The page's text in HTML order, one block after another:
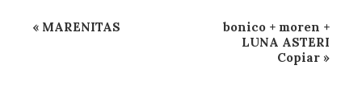
Navegación
« MARENITAS
bonico + moren +
LUNA ASTERI
Copiar »